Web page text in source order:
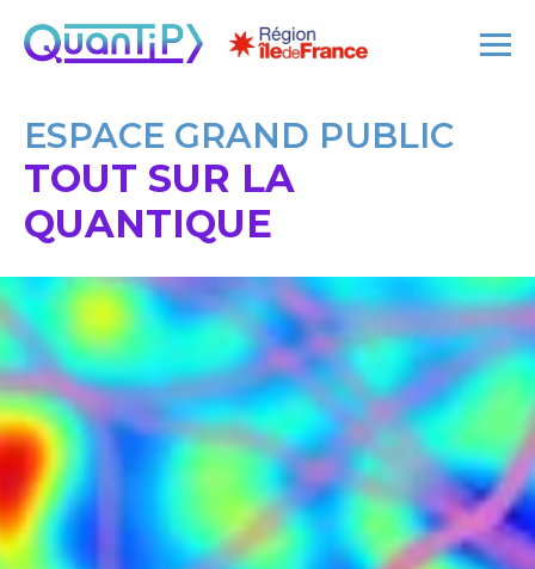
ESPACE GRAND PUBLIC
TOUT SUR LA
QUANTIQUE